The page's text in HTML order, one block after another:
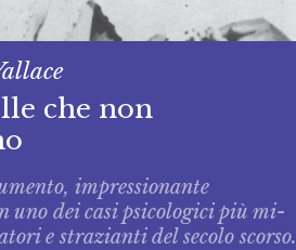
che non
impressionan­te
uno dei casi psicologici più mi­
e strazianti del secolo scorso.